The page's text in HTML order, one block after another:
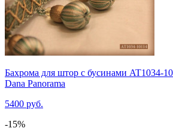
Бахрома для штор с бусинами AT1034-
Dana Panorama
5400 руб.
-15%